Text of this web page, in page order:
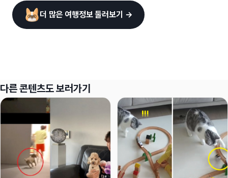
더 많은 여행정보 둘러보기 →
다른 콘텐츠도 보러가기